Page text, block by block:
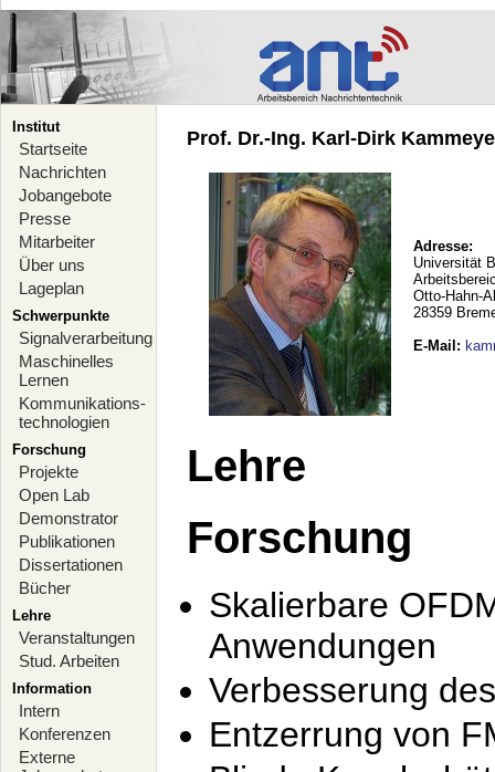
Institut
Startseite
Nachrichten
Jobangebote
Presse
Mitarbeiter
Über uns
Lageplan
Schwerpunkte
Signalverarbeitung
Maschinelles
Lernen
Kommunikations-
technologien
Forschung
Projekte
Open Lab
Demonstrator
Publikationen
Dissertationen
Bücher
Lehre
Veranstaltungen
Stud. Arbeiten
Information
Intern
Konferenzen
Externe
Prof. Dr.-Ing. Karl-Dirk
Adresse:
Universität
Otto-Hahn-
28359
E-Mail :
Lehre
Forschung
Skalierbare
Anwendungen
Verbesserung
Entzerrung von